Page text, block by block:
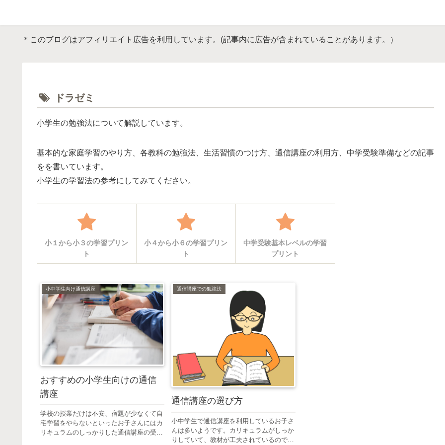
＊このブログはアフィリエイト広告を利用しています。(記事内に広告が含まれていることがあります。）
ドラゼミ
小学生の勉強法について解説しています。
基本的な家庭学習のやり方、各教科の勉強法、生活習慣のつけ方、通信講座の利用方、中学受験準備などの記事
をを書いています。
小学生の学習法の参考にしてみてください。
小１から小３の学習プリン
ト
小４から小６の学習プリン
ト
中学受験基本レベルの学習
プリント
小中学生向け通信講座
おすすめの小学生向けの通信
講座
学校の授業だけは不安、宿題が少なくて自
宅学習をやらないといったお子さんにはカ
リキュラムのしっかりした通信講座の受講
通信講座での勉強法
通信講座の選び方
小中学生で通信講座を利用しているお子さ
んは多いようです。カリキュラムがしっか
りしていて、教材が工夫されているので、